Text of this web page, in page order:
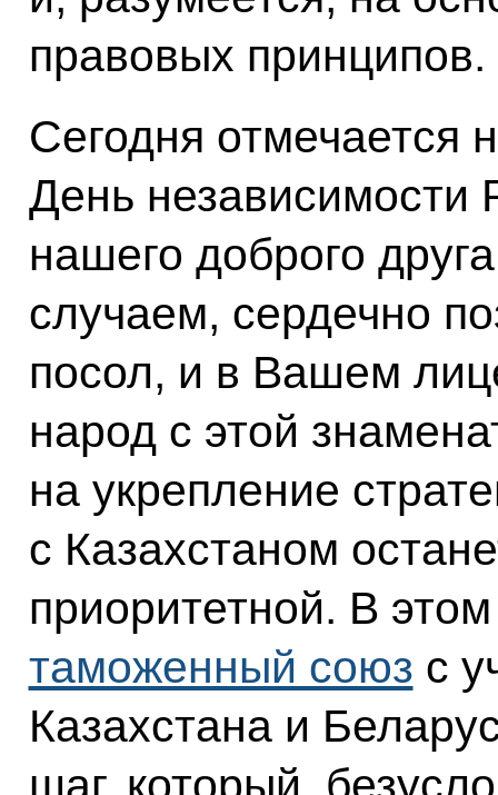
правовых принципов.
Сегодня отмечается
День независимости
нашего доброго
случаем, сердечно
посол, и в Вашем
народ с этой
на укрепление
с Казахстаном
приоритетной. В
таможенный союз с
Казахстана и